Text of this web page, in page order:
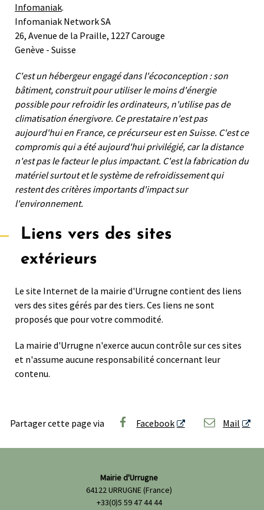
Infomaniak.
Infomaniak Network SA
26, Avenue de la Praille, 1227 Carouge
Genève - Suisse
C'est un hébergeur engagé dans l'écoconception : son
bâtiment, construit pour utiliser le moins d'énergie
possible pour refroidir les ordinateurs, n'utilise pas de
climatisation énergivore. Ce prestataire n'est pas
aujourd'hui en France, ce précurseur est en Suisse. C'est ce
compromis qui a été aujourd'hui privilégié, car la distance
n'est pas le facteur le plus impactant. C'est la fabrication du
matériel surtout et le système de refroidissement qui
restent des critères importants d'impact sur
l'environnement.
Liens vers des sites
extérieurs
Le site Internet de la mairie d'Urrugne contient des liens
vers des sites gérés par des tiers. Ces liens ne sont
proposés que pour votre commodité.
La mairie d'Urrugne n'exerce aucun contrôle sur ces sites
et n'assume aucune responsabilité concernant leur
contenu.
Partager cette page via Facebook Mail
Mairie d'Urrugne
64122 URRUGNE (France)
+33(0)5 59 47 44 44